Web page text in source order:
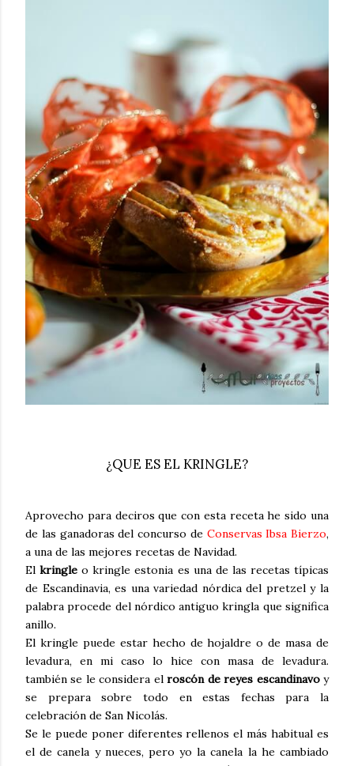
¿QUE ES EL KRINGLE?
Aprovecho para deciros que con esta receta he sido una
de las ganadoras del concurso de Conservas Ibsa Bierzo,
a una de las mejores recetas de Navidad.
El kringle okringle estonia es una de las recetas típicas
de Escandinavia, es una variedad nórdica del pretzel y la
palabra procede del nórdico antiguokringla que significa
anillo.
El kringlepuede estar hecho de hojaldre o de masa de
levadura, en mi caso lo hice con masa de levadura.
también se le considera elroscón de reyes escandinavoy
se prepara sobre todo en estas fechas para la
celebración de San Nicolás.
Se le puede poner diferentes rellenos el más habitual es
el de canela y nueces, pero yo la canela la he cambiado